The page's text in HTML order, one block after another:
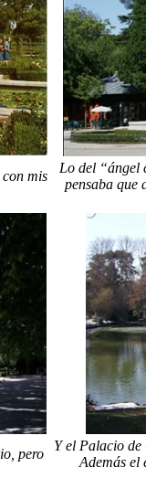
mis
Lo del “ángel
pensaba que
pero
Y el Palacio de
Además el